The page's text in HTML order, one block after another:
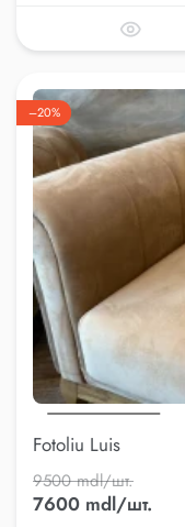
–20%
Fotoliu Luis
9500 mdl/шт.
7600 mdl/шт.